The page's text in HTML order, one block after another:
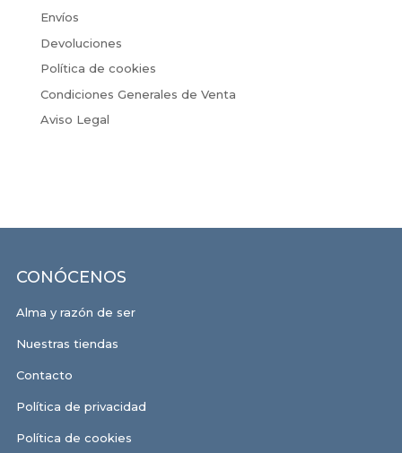
Envíos
Devoluciones
Política de cookies
Condiciones Generales de Venta
Aviso Legal
CONÓCENOS
Alma y razón de ser
Nuestras tiendas
Contacto
Política de privacidad
Política de cookies